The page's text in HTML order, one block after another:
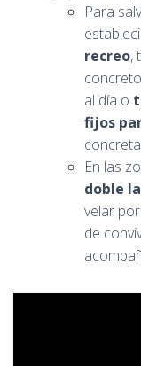
Para
recreo,
al día o
fijos
En las
doble
velar
de